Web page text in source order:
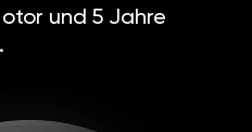
und 5 Jahre